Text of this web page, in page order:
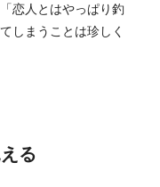
恋人とはやっぱり釣
しまうことは珍しく
る